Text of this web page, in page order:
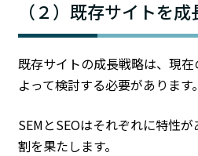
（２）既存サイトを
既存サイトの成長戦略は、現
よって検討する必要があります。
SEMとSEOはそれぞれに特性
割を果たします。